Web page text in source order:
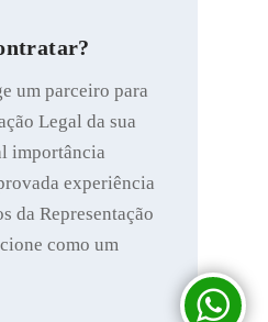
um parceiro para
Legal da sua
importância
experiência
da Representação
como um